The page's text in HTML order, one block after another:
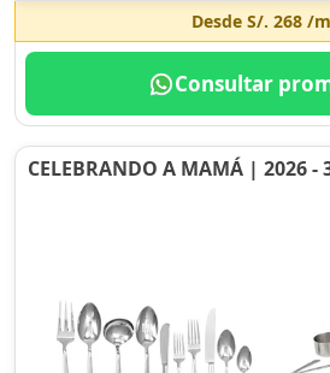
Desde S/. 268/
Consultar
CELEBRANDO A MAMÁ | 2026 -